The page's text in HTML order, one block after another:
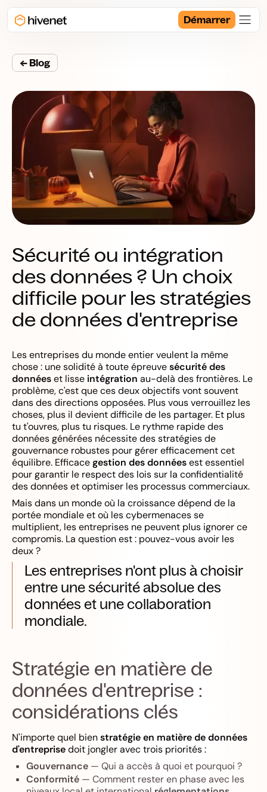
Démarrer
← Blog
Sécurité ou intégration
des données ? Un choix
difficile pour les stratégies
de données d'entreprise
Les entreprises du monde entier veulent la même
chose : une solidité à toute épreuvesécurité des
donnéeset lisse intégration au-delà des frontières. Le
problème, c'est que ces deux objectifs vont souvent
dans des directions opposées. Plus vous verrouillez les
choses, plus il devient difficile de les partager. Et plus
tu t'ouvres, plus tu risques. Le rythme rapide des
données générées nécessite des stratégies de
gouvernance robustes pour gérer efficacement cet
équilibre. Efficacegestion des donnéesest essentiel
pour garantir le respect des lois sur la confidentialité
des données et optimiser les processus commerciaux.
Mais dans un monde où la croissance dépend de la
portée mondiale et où les cybermenaces se
multiplient, les entreprises ne peuvent plus ignorer ce
compromis. La question est : pouvez-vous avoir les
deux ?
Les entreprises n'ont plus à choisir
entre une sécurité absolue des
données et une collaboration
mondiale.
Stratégie en matière de
données d'entreprise :
considérations clés
N'importe quel bienstratégie en matière de données
d'entreprisedoit jongler avec trois priorités :
Gouvernance — Qui a accès à quoi et pourquoi ?
Conformité — Comment rester en phase avec les